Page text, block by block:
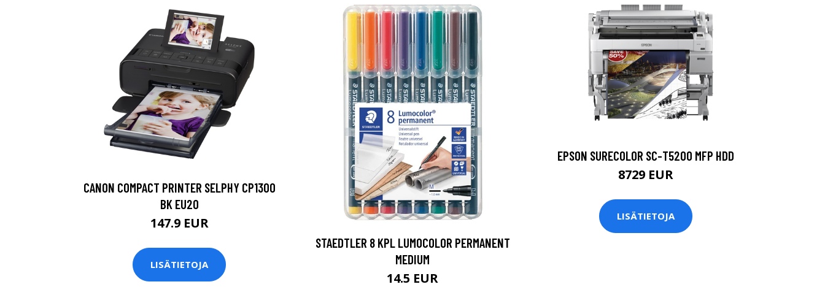
CANON COMPACT PRINTER SELPHY CP1300
BK EU20
147.9 EUR
LISÄTIETOJA
STAEDTLER 8 KPL LUMOCOLOR PERMANENT
MEDIUM
14.5 EUR
EPSON SURECOLOR SC-T5200 MFP HDD
8729 EUR
LISÄTIETOJA